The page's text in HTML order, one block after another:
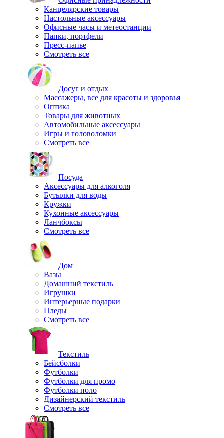
Канцелярские товары
Настольные аксессуары
Офисные часы и метеостанции
Папки, портфели
Пресс-папье
Смотреть все
Досуг и отдых
Массажеры, все для красоты и здоровья
Оптика
Товары для животных
Автомобильные аксессуары
Игры и головоломки
Смотреть все
Посуда
Аксессуары для алкоголя
Бутылки для воды
Кружки
Кухонные аксессуары
Ланчбоксы
Смотреть все
Дом
Вазы
Домашний текстиль
Игрушки
Интерьерные подарки
Пледы
Смотреть все
Текстиль
Бейсболки
Футболки
Футболки для промо
Футболки поло
Дизайнерский текстиль
Смотреть все